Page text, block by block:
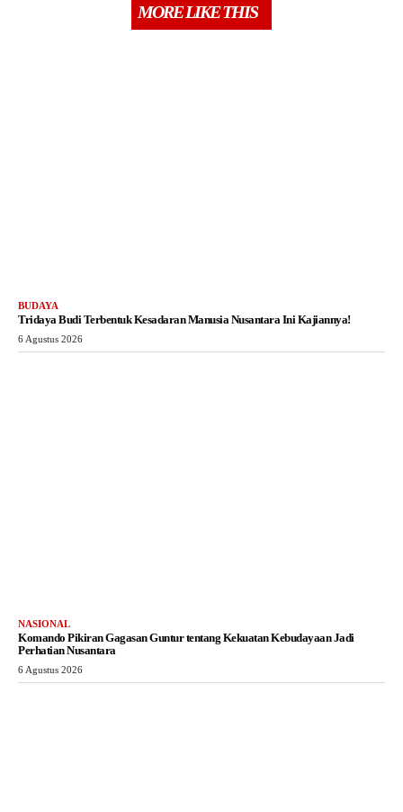
MORE LIKE THIS
BUDAYA
Tridaya Budi Terbentuk Kesadaran Manusia Nusantara Ini Kajiannya!
6 Agustus 2026
NASIONAL
Komando Pikiran Gagasan Guntur tentang Kekuatan Kebudayaan Jadi
Perhatian Nusantara
6 Agustus 2026